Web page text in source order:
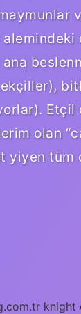
Etçil
olan
yiyen tüm
knight